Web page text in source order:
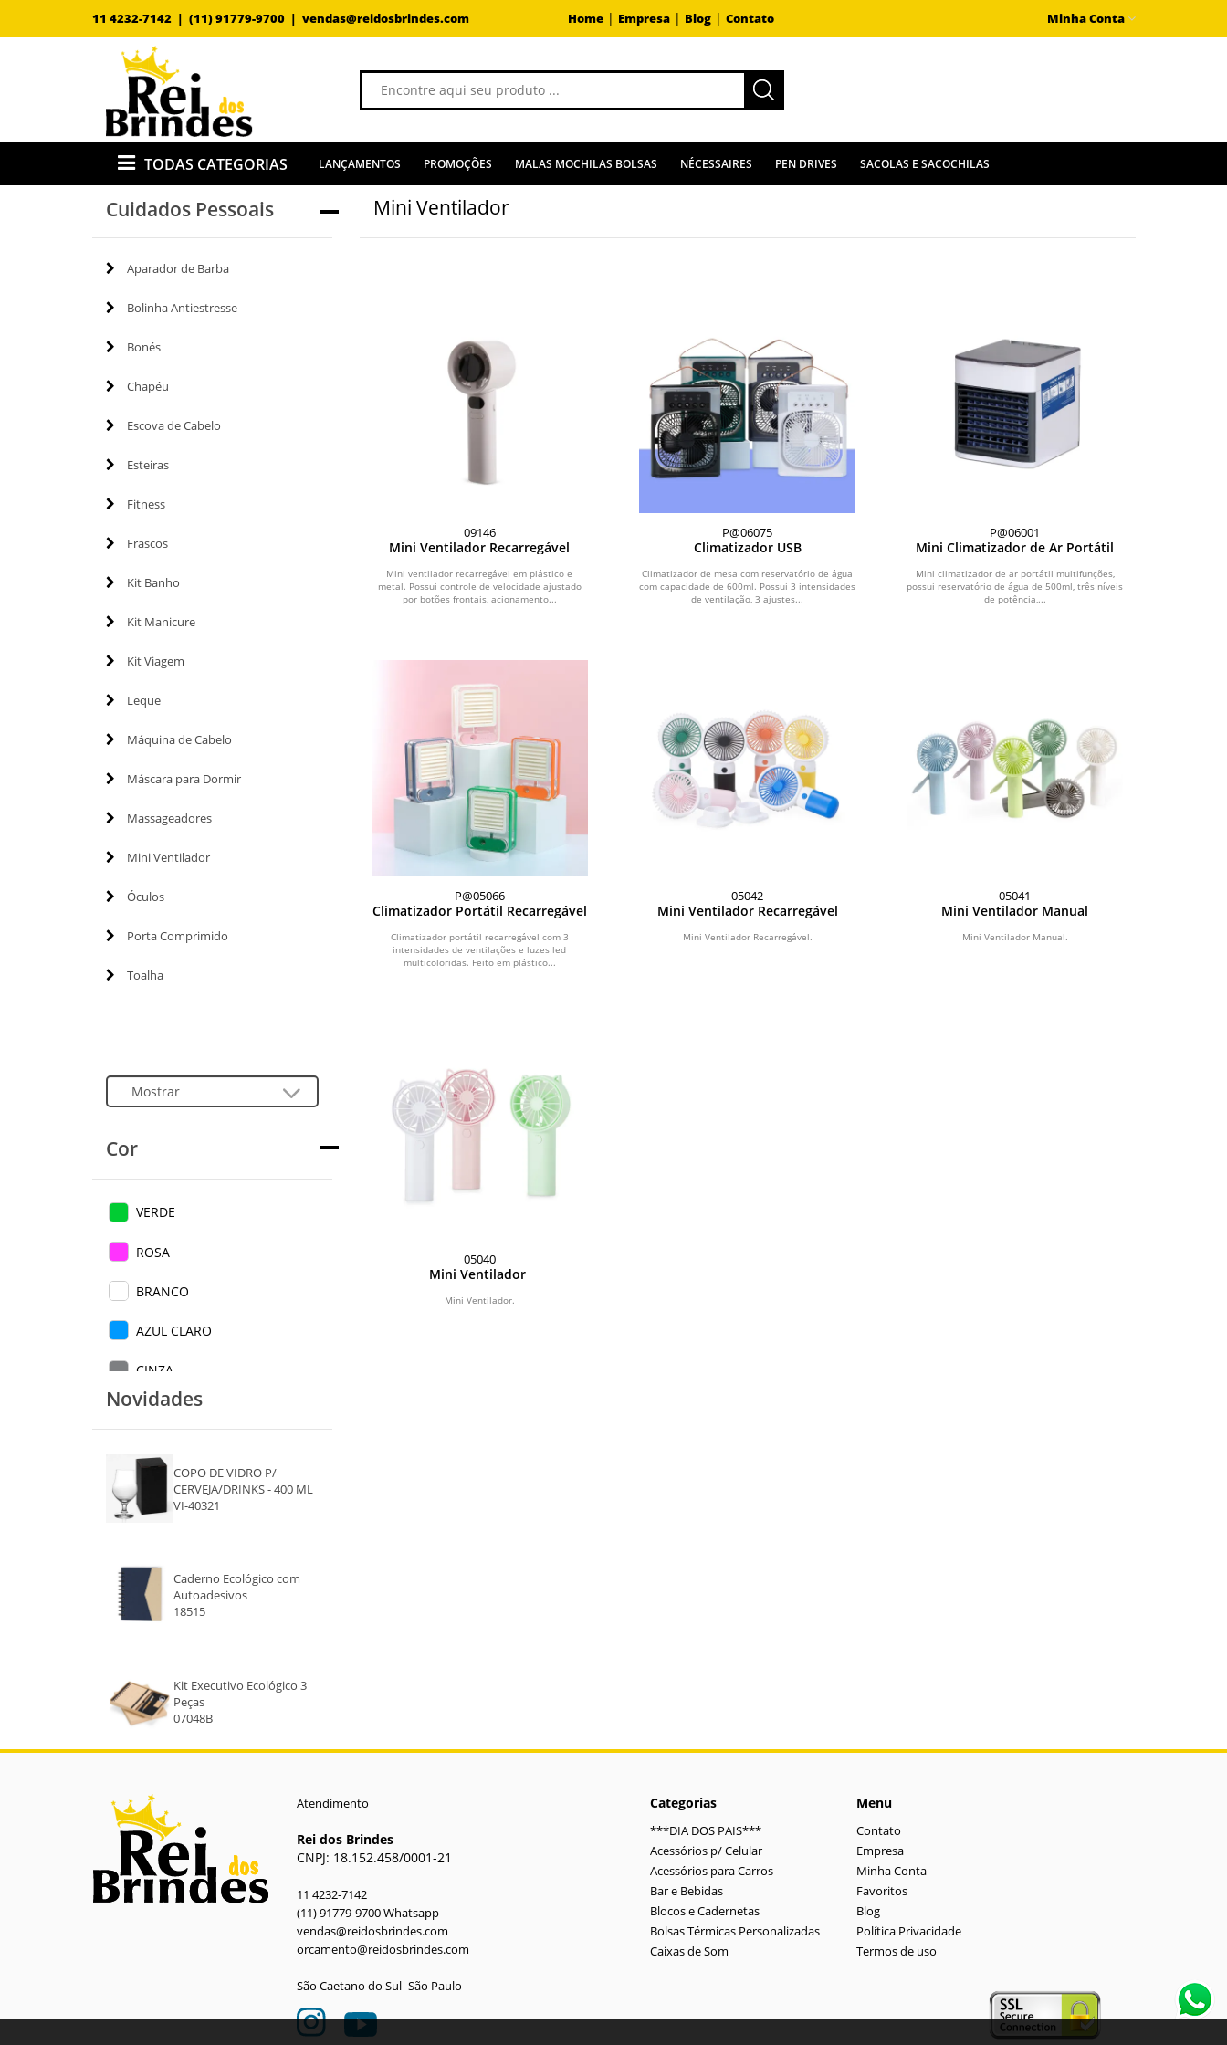
11 4232-7142 | (11) 91779-9700 | vendas@reidosbrindes.com Home| Empresa| Blog| Contato Minha Conta
TODAS CATEGORIAS LANÇAMENTOS PROMOÇÕES MALAS MOCHILAS BOLSAS NÉCESSAIRES PEN DRIVES SACOLAS E SACOCHILAS
Cuidados Pessoais
Aparador de Barba
Bolinha Antiestresse
Bonés
Chapéu
Escova de Cabelo
Esteiras
Fitness
Frascos
Kit Banho
Kit Manicure
Kit Viagem
Leque
Máquina de Cabelo
Máscara para Dormir
Massageadores
Mini Ventilador
Óculos
Porta Comprimido
Toalha
Cor
VERDE
ROSA
BRANCO
AZUL CLARO
CINZA
ROSA CLARO
VERDE ESCURO
AMARELO
PRETO
MARROM
VERDE ÁGUA
Novidades
COPO DE VIDRO P/
CERVEJA/DRINKS - 400 ML
VI-40321
Caderno Ecológico com
Autoadesivos
18515
Kit Executivo Ecológico 3
Peças
07048B
Mini Ventilador
09146
Mini Ventilador Recarregável
Mini ventilador recarregável em plástico e
metal. Possui controle de velocidade ajustado
por botões frontais, acionamento...
P@06075
Climatizador USB
Climatizador de mesa com reservatório de água
com capacidade de 600ml. Possui 3 intensidades
de ventilação, 3 ajustes...
P@06001
Mini Climatizador de Ar Portátil
Mini climatizador de ar portátil multifunções,
possui reservatório de água de 500ml, três níveis
de potência,...
P@05066
Climatizador Portátil Recarregável
Climatizador portátil recarregável com 3
intensidades de ventilações e luzes led
multicoloridas. Feito em plástico...
05042
Mini Ventilador Recarregável
Mini Ventilador Recarregável.
05041
Mini Ventilador Manual
Mini Ventilador Manual.
05040
Mini Ventilador
Mini Ventilador.
Atendimento
Rei dos Brindes
CNPJ: 18.152.458/0001-21
11 4232-7142
(11) 91779-9700 Whatsapp
vendas@reidosbrindes.com
orcamento@reidosbrindes.com
São Caetano do Sul -São Paulo
Categorias
***DIA DOS PAIS***
Acessórios p/ Celular
Acessórios para Carros
Bar e Bebidas
Blocos e Cadernetas
Bolsas Térmicas Personalizadas
Caixas de Som
Menu
Contato
Empresa
Minha Conta
Favoritos
Blog
Política Privacidade
Termos de uso